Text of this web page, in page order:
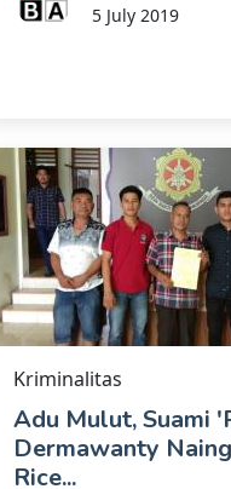
5 July 2019
Kriminalitas
Adu Mulut, Suami
Dermawanty
Rice...